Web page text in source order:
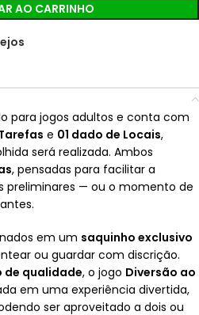
AO CARRINHO
para jogos adultos e conta com
e 01 dado de Locais,
será realizada. Ambos
, pensadas para facilitar a
preliminares — ou o momento de
em um saquinho exclusivo
ou guardar com discrição.
qualidade, o jogo Diversão ao
em uma experiência divertida,
ser aproveitado a dois ou